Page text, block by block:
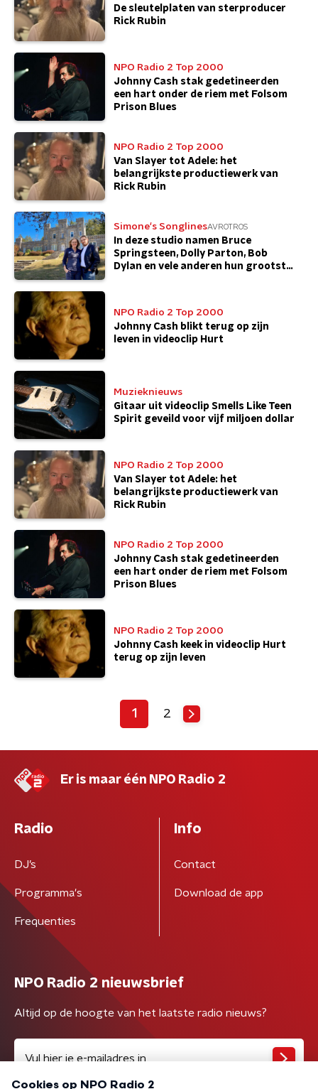
De sleutelplaten van sterproducer
Rick Rubin
NPO Radio 2 Top 2000
Johnny Cash stak gedetineerden
een hart onder de riem met Folsom
Prison Blues
NPO Radio 2 Top 2000
Van Slayer tot Adele: het
belangrijkste productiewerk van
Rick Rubin
Simone's SonglinesAVROTROS
In deze studio namen Bruce
Springsteen, Dolly Parton, Bob
Dylan en vele anderen hun grootste
NPO Radio 2 Top 2000
Johnny Cash blikt terug op zijn
leven in videoclip Hurt
Muzieknieuws
Gitaar uit videoclip Smells Like Teen
Spirit geveild voor vijf miljoen dollar
NPO Radio 2 Top 2000
Van Slayer tot Adele: het
belangrijkste productiewerk van
Rick Rubin
NPO Radio 2 Top 2000
Johnny Cash stak gedetineerden
een hart onder de riem met Folsom
Prison Blues
NPO Radio 2 Top 2000
Johnny Cash keek in videoclip Hurt
terug op zijn leven
1 2
Er is maar één NPO Radio 2
Radio
DJ’s
Programma's
Frequenties
Info
Contact
Download de app
NPO Radio 2 nieuwsbrief
Altijd op de hoogte van het laatste radio nieuws?